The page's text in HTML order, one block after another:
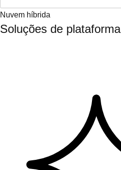
Nuvem híbrida
Soluções de plataforma